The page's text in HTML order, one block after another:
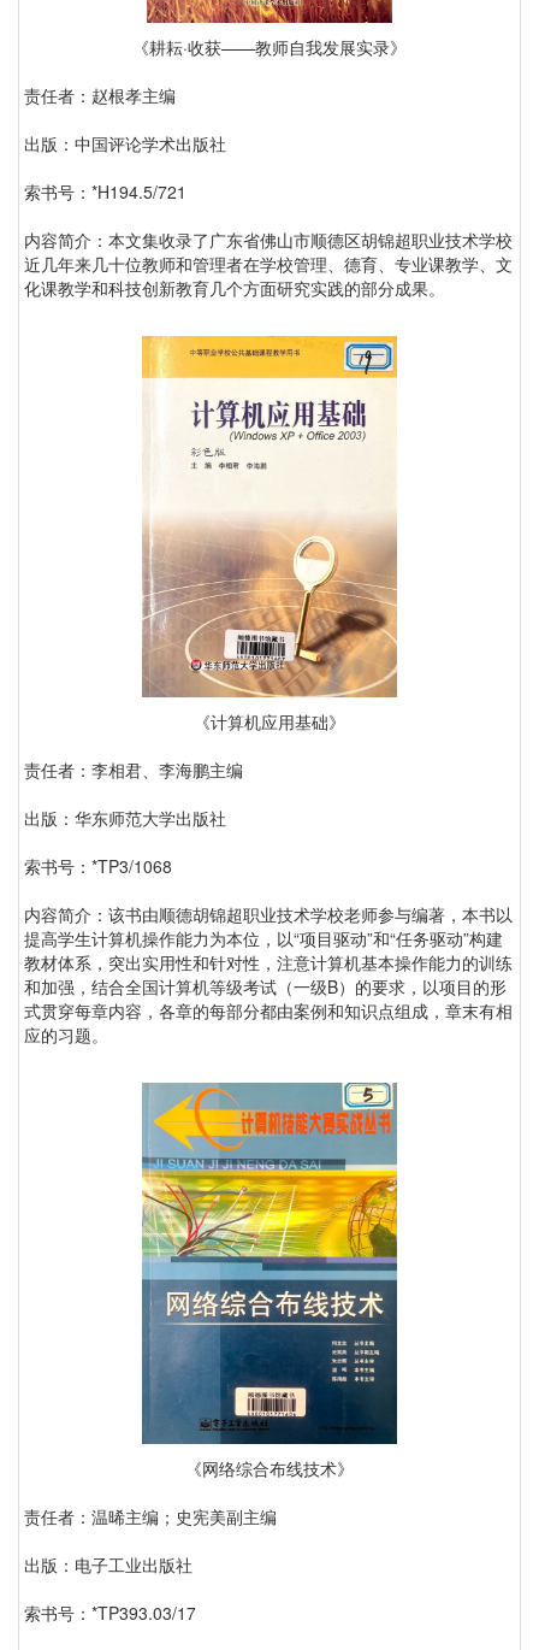
《耕耘·收获——教师自我发展实录》
责任者：赵根孝主编
出版：中国评论学术出版社
索书号：*H194.5/721
内容简介：本文集收录了广东省佛山市顺德区胡锦超职业技术学校
近几年来几十位教师和管理者在学校管理、德育、专业课教学、文
化课教学和科技创新教育几个方面研究实践的部分成果。
《计算机应用基础》
责任者：李相君、李海鹏主编
出版：华东师范大学出版社
索书号：*TP3/1068
内容简介：该书由顺德胡锦超职业技术学校老师参与编著，本书以
提高学生计算机操作能力为本位，以“项目驱动”和“任务驱动”构建
教材体系，突出实用性和针对性，注意计算机基本操作能力的训练
和加强，结合全国计算机等级考试（一级B）的要求，以项目的形
式贯穿每章内容，各章的每部分都由案例和知识点组成，章末有相
应的习题。
《网络综合布线技术》
责任者：温晞主编；史宪美副主编
出版：电子工业出版社
索书号：*TP393.03/17